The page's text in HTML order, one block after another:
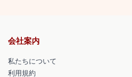
会社案内
私たちについて
利用規約